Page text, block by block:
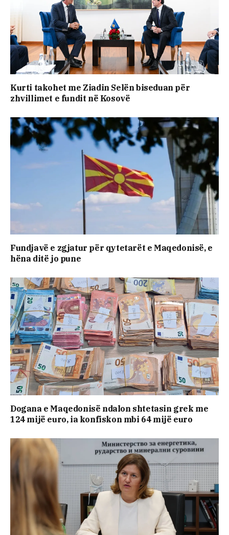
Kurti takohet me Ziadin Selën biseduan për
zhvillimet e fundit në Kosovë
Fundjavë e zgjatur për qytetarët e Maqedonisë, e
hëna ditë jo pune
Dogana e Maqedonisë ndalon shtetasin grek me
124 mijë euro, ia konfiskon mbi 64 mijë euro